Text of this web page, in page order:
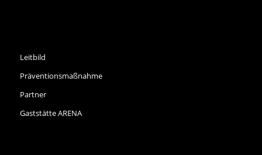
Leitbild
Präventionsmaßnahme
Partner
Gaststätte ARENA